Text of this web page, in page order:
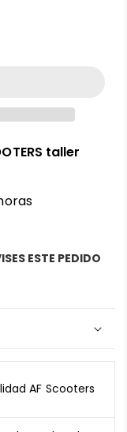
taller
ESTE PEDIDO
mantiene
de Seguridad de
de Pago
AF Scooters